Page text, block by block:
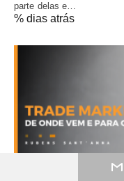
parte delas e…
% dias atrás